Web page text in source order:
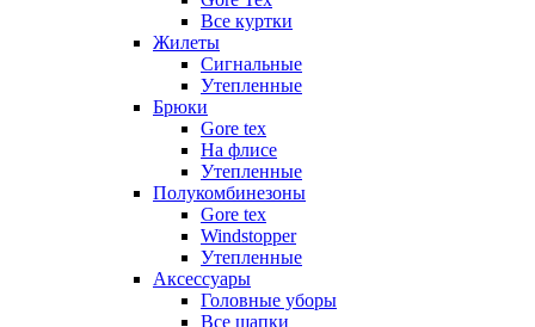
Все куртки
Жилеты
Сигнальные
Утепленные
Брюки
Gore tex
На флисе
Утепленные
Полукомбинезоны
Gore tex
Windstopper
Утепленные
Аксессуары
Головные уборы
Все шапки